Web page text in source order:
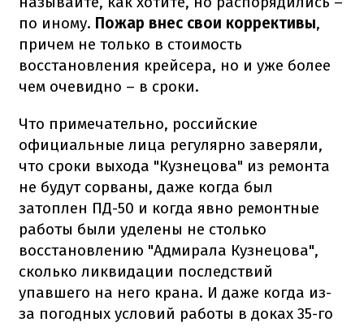
по иному. Пожар внес свои коррективы,
причем не только в стоимость
восстановления крейсера, но и уже более
чем очевидно – в сроки.
Что примечательно, российские
официальные лица регулярно заверяли,
что сроки выхода "Кузнецова" из ремонта
не будут сорваны, даже когда был
затоплен ПД-50 и когда явно ремонтные
работы были уделены не столько
восстановлению "Адмирала Кузнецова",
сколько ликвидации последствий
упавшего на него крана. И даже когда из-
за погодных условий работы в доках 35-го